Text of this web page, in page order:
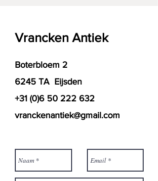
Vrancken Antiek
Boterbloem 2
6245 TA Eijsden
+31 (0)6 50 222 632
vranckenantiek@gmail.com